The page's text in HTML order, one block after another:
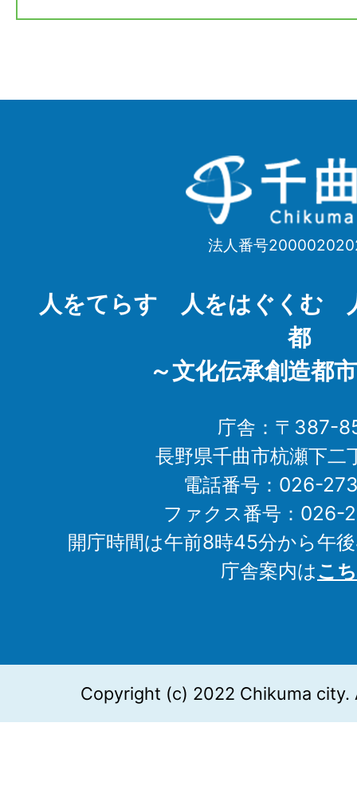
千
曲
Chikuma
法人番号
人をてらす 人をはぐくむ
都
～文化伝承創造都
庁舎：〒387-
長野県千曲市杭瀬下二
電話番号：026-
ファクス番号：026-
開庁時間は午前8時45分から午
庁舎案内はこ
Copyright (c) 2022 Chikuma city.